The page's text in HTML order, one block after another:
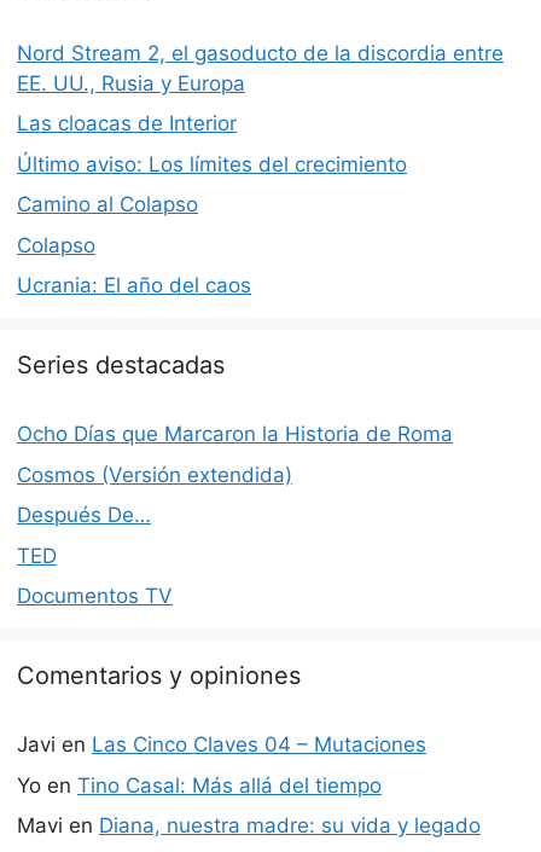
Nord Stream 2, el gasoducto de la discordia entre
EE. UU., Rusia y Europa
Las cloacas de Interior
Último aviso: Los límites del crecimiento
Camino al Colapso
Colapso
Ucrania: El año del caos
Series destacadas
Ocho Días que Marcaron la Historia de Roma
Cosmos (Versión extendida)
Después De…
TED
Documentos TV
Comentarios y opiniones
Javi en Las Cinco Claves 04 – Mutaciones
Yo en Tino Casal: Más allá del tiempo
Mavi en Diana, nuestra madre: su vida y legado